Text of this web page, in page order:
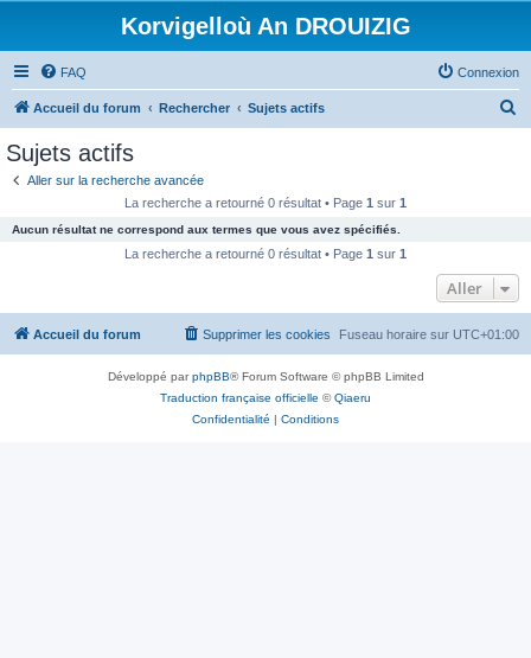
Korvigelloù An DROUIZIG
FAQ Connexion
Accueil du forum Rechercher Sujets actifs
c
e
Sujets actifs
Aller sur la recherche avancée
La recherche a retourné 0 résultat • Page 1 sur 1
Aucun résultat ne correspond aux termes que vous avez spécifiés.
La recherche a retourné 0 résultat • Page 1 sur 1
Aller
Accueil du forum Fuseau horaire sur UTC+01:00
Supprimer les cookies
Développé parphpBB® Forum Software © phpBB Limited
Traduction française officielle ©Qiaeru
Confidentialité | Conditions